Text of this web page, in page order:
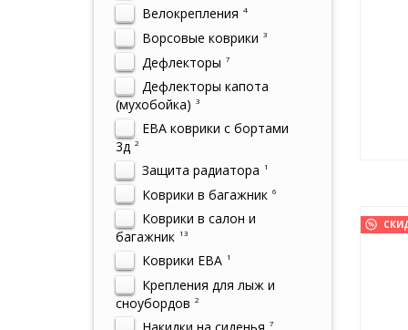
Велокрепления 4
Ворсовые коврики 3
Дефлекторы 7
Дефлекторы капота
(мухобойка) 3
ЕВА коврики с бортами
3д 2
Защита радиатора 1
Коврики в багажник 6
Коврики в салон и
багажник 13
Коврики ЕВА 1
Крепления для лыж и
сноубордов 2
Накидки на сиденья 7